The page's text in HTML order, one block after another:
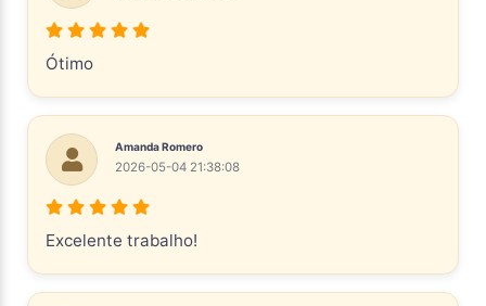
Ótimo
Amanda Romero
2026-05-04 21:38:08
Excelente trabalho!